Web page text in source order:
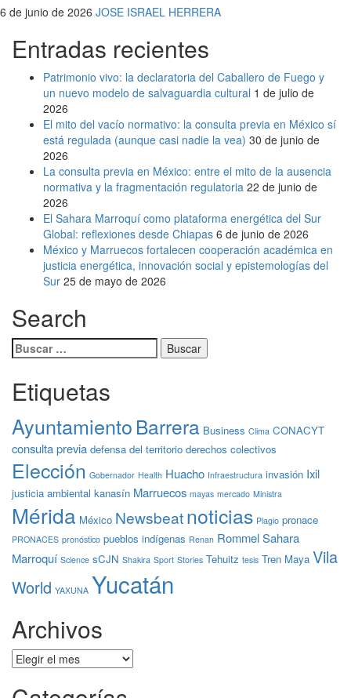
6 de junio de 2026 JOSE ISRAEL HERRERA
Entradas recientes
Patrimonio vivo: la declaratoria del Caballero de Fuego y
un nuevo modelo de salvaguardia cultural 1 de julio de
2026
El mito del vacío normativo: la consulta previa en México sí
está regulada (aunque casi nadie la vea) 30 de junio de
2026
La consulta previa en México: entre el mito de la ausencia
normativa y la fragmentación regulatoria 22 de junio de
2026
El Sahara Marroquí como plataforma energética del Sur
Global: reflexiones desde Chiapas 6 de junio de 2026
México y Marruecos fortalecen cooperación académica en
justicia energética, innovación social y epistemologías del
Sur 25 de mayo de 2026
Search
Buscar:
Etiquetas
Ayuntamiento Barrera Business Clima CONACYT
consulta previa defensa del territorio derechos colectivos
Elección Gobernador Health Huacho Infraestructura invasión Ixil
justicia ambiental kanasín Marruecos mayas mercado Ministra
Mérida México Newsbeatnoticias Plagio pronace
PRONACES pronóstico pueblos indígenas Renan RommelSahara
Marroquí Science sCJN Shakira Sport Stories Tehuitz tesis Tren Maya Vila
World YAXUNA Yucatán
Archivos
Archivos